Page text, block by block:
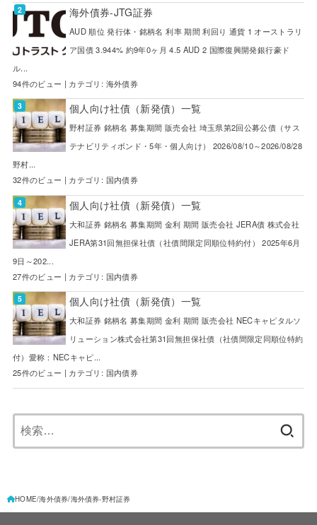
海外債券-JTG証券
AUD 順位 発行体・銘柄名 利率 期間 利回り 通貨 1 オーストラリ
ア国債 3.944% 約9年0ヶ月 4.5 AUD 2 国際復興開発銀行豪ド
ル...
94件のビュー | カテゴリ: 海外債券
個人向け社債（新発債）一覧
野村証券 銘柄名 募集期間 販売会社 埼玉県第2回公募公債（サス
テナビリティボンド・5年・個人向け） 2026/08/10～2026/08/28
野村...
32件のビュー | カテゴリ: 国内債券
個人向け社債（新発債）一覧
大和証券 銘柄名 募集期間 金利 期間 販売会社 JERA債 株式会社
JERA第31回無担保社債（社債間限定同順位特約付） 2025年6月
9日～202...
27件のビュー | カテゴリ: 国内債券
個人向け社債（新発債）一覧
大和証券 銘柄名 募集期間 金利 期間 販売会社 NECキャピタルソ
リューション株式会社第31回無担保社債（社債間限定同順位特約
付）愛称：NECキャピ...
25件のビュー | カテゴリ: 国内債券
HOME 海外債券 海外債券-野村証券